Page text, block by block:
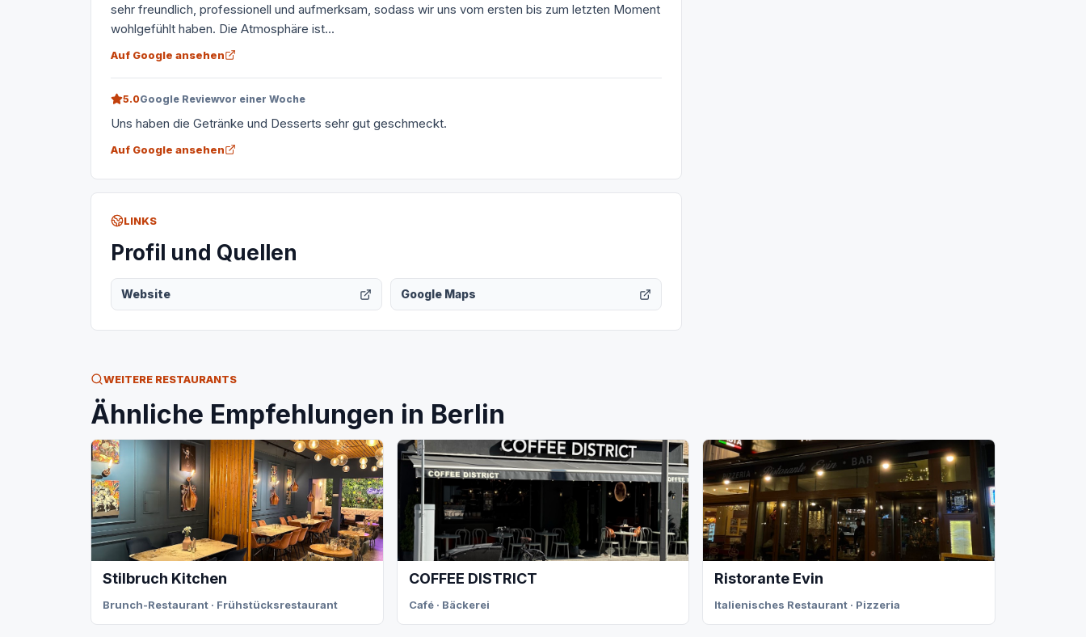
sehr freundlich, professionell und aufmerksam, sodass wir uns vom ersten bis zum letzten Moment
wohlgefühlt haben. Die Atmosphäre ist...
Auf Google ansehen
5.0Google Reviewvor einer Woche
Uns haben die Getränke und Desserts sehr gut geschmeckt.
Auf Google ansehen
LINKS
Profil und Quellen
Website Google Maps
WEITERE RESTAURANTS
Ähnliche Empfehlungen in Berlin
Stilbruch Kitchen
Brunch-Restaurant · Frühstücksrestaurant
COFFEE DISTRICT
Café · Bäckerei
Ristorante Evin
Italienisches Restaurant · Pizzeria